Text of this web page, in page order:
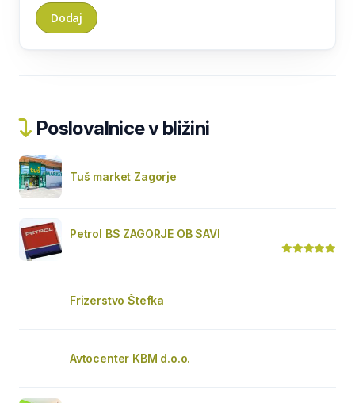
Poslovalnice v bližini
Tuš market Zagorje
Petrol BS ZAGORJE OB SAVI
Frizerstvo Štefka
Avtocenter KBM d.o.o.